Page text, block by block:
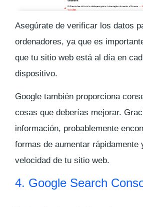
Asegúrate de verificar los datos
ordenadores, ya que es
que tu sitio web está al día en
dispositivo.
Google también proporciona
cosas que deberías mejorar.
información, probablemente
formas de aumentar rápidamente
velocidad de tu sitio web.
4. Google Search